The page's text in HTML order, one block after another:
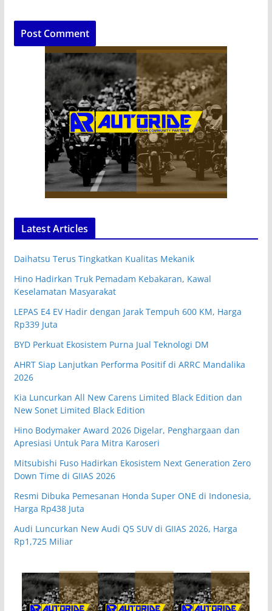
Latest Articles
Daihatsu Terus Tingkatkan Kualitas Mekanik
Hino Hadirkan Truk Pemadam Kebakaran, Kawal
Keselamatan Masyarakat
LEPAS E4 EV Hadir dengan Jarak Tempuh 600 KM, Harga
Rp339 Juta
BYD Perkuat Ekosistem Purna Jual Teknologi DM
AHRT Siap Lanjutkan Performa Positif di ARRC Mandalika
2026
Kia Luncurkan All New Carens Limited Black Edition dan
New Sonet Limited Black Edition
Hino Bodymaker Award 2026 Digelar, Penghargaan dan
Apresiasi Untuk Para Mitra Karoseri
Mitsubishi Fuso Hadirkan Ekosistem Next Generation Zero
Down Time di GIIAS 2026
Resmi Dibuka Pemesanan Honda Super ONE di Indonesia,
Harga Rp438 Juta
Audi Luncurkan New Audi Q5 SUV di GIIAS 2026, Harga
Rp1,725 Miliar